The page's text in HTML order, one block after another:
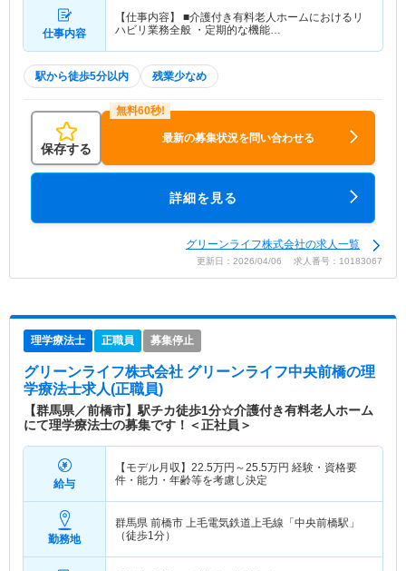
仕事内容
【仕事内容】 ■介護付き有料老人ホームにおけるリ
ハビリ業務全般 ・定期的な機能…
駅から徒歩5分以内 残業少なめ
保存する
最新の募集状況を問い合わせる
詳細を見る
グリーンライフ株式会社の求人一覧
更新日：2026/04/06 求人番号：10183067
理学療法士 正職員 募集停止
グリーンライフ株式会社 グリーンライフ中央前橋の理
学療法士求人(正職員)
【群馬県／前橋市】駅チカ徒歩1分☆介護付き有料老人ホーム
にて理学療法士の募集です！＜正社員＞
給与
【モデル月収】 22.5万円～25.5万円 経験・資格要
件・能力・年齢等を考慮し決定
勤務地
群馬県 前橋市 上毛電気鉄道上毛線「中央前橋駅」
（徒歩1分）